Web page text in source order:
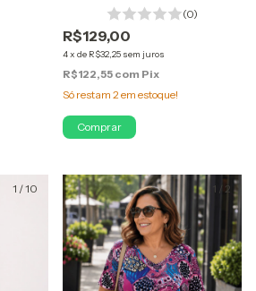
(0)
R$129,00
4x de R$32,25 sem juros
R$122,55 com Pix
Só restam 2 em estoque!
Comprar
1 /10 1 2